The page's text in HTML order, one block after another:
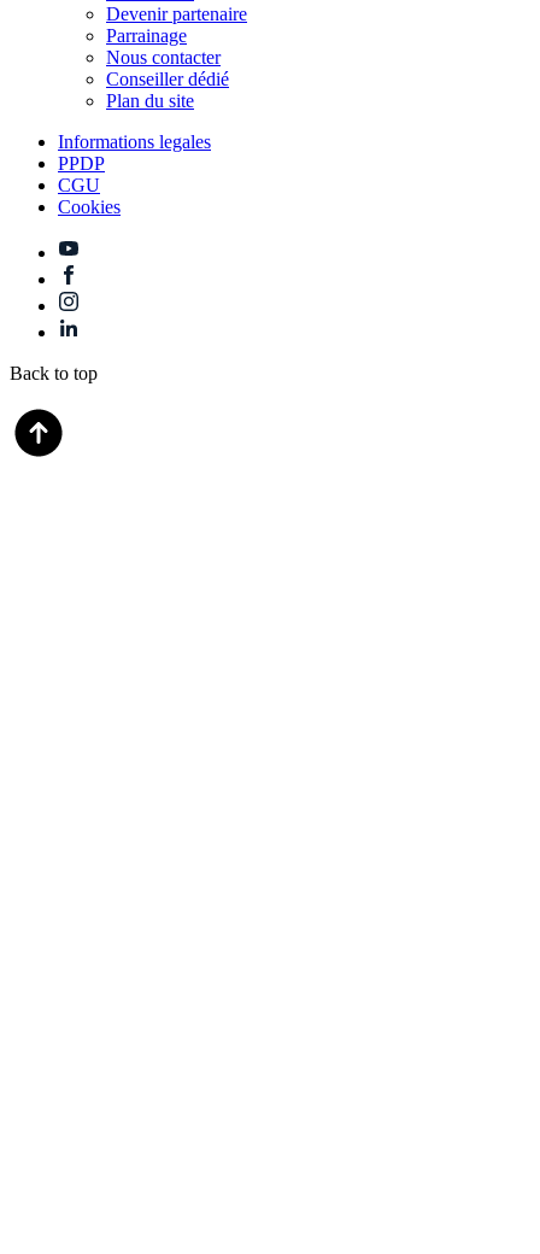
Devenir partenaire
Parrainage
Nous contacter
Conseiller dédié
Plan du site
Informations legales
PPDP
CGU
Cookies
Back to top